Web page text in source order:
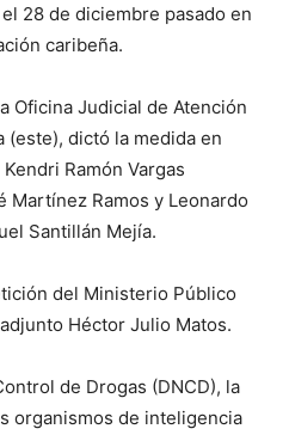
28 de diciembre pasado en
caribeña.
Oficina Judicial de Atención
(este), dictó la medida en
Ramón Vargas
Martínez Ramos y Leonardo
Santillán Mejía.
del Ministerio Público
Héctor Julio Matos.
de Drogas (DNCD), la
organismos de inteligencia